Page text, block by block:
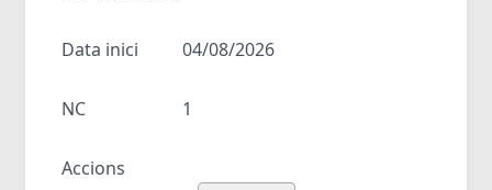
Data inici 04/08/2026
NC 1
Accions